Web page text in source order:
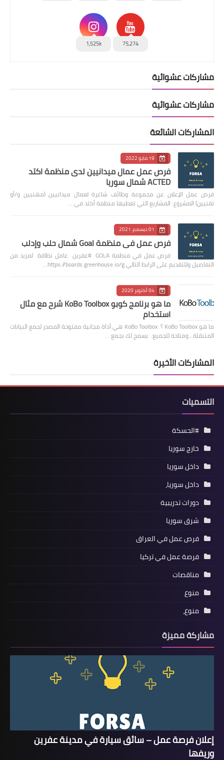
75,274
1,525k
مشاركات عشوائية
مشاركات عشوائية
المشاركات الشائعة
19 مايو 2022
فرص عمل عمال ميدانيين لدى منظمة اكتد
ACTED شمال سوريا
فرص عمل الإعلان عن مجموعة وظائف شاغرة لعمال ميدانيين (مهنيين و/أو
تقنيين) المشروع: المشاريع التي تغطيها منظمة أكتد في …
01 ديسمبر 2021
فرص عمل في منظمة Goal شمال حلب وإدلب
فرص عمل في منظمة GOLA #عفرين عامل نظافة لمزيد من
التفاصيل وللتقديم على الرابط التالي https://boards.greenhouse.io/g…
04 أكتوبر 2020
ما هو برنامج كوبو KoBo Toolbox شرح مع مثال
استخدام
ما هو KoBo Toolbox ؟ KoBo Toolbox هي أداة مجانية مفتوحة المصدر لجمع البيانات
المتنقلة ، ومتاحة للجميع. يسمح لك بجمع …
المشاركات الأخيرة
التسميات
#الحسكة
خارج سوريا
داخل سوريا
داخل سوريا،
دورات تدريبية
شرق سوريا
فرص عمل في العراق
فرصة عمل في تركيا
مناقصات
منوع
منوع،
مشاركة مميزة
إعلان فرصة عمل – سائق سيارة في مدينة عفرين
وريفها